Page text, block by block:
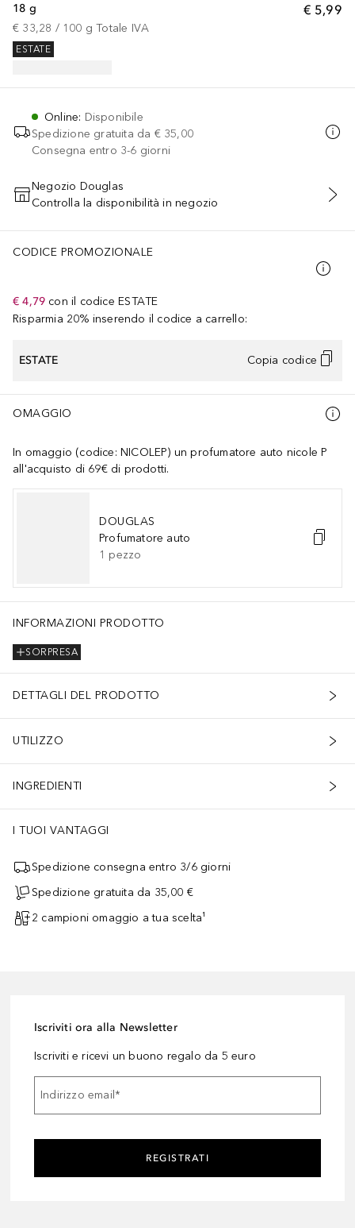
€ 5,99
18 g
€ 33,28 / 100 g Totale IVA
ESTATE
Online: Disponibile
Spedizione gratuita da € 35,00
Consegna entro 3-6 giorni
AGGIUNGI AL CARRELLO
Negozio Douglas
Controlla la disponibilità in negozio
CODICE PROMOZIONALE
€ 4,79 con il codice ESTATE
Risparmia 20% inserendo il codice a carrello:
ESTATE Copia codice
OMAGGIO
In omaggio (codice: NICOLEP) un profumatore auto nicole P
all'acquisto di 69€ di prodotti.
DOUGLAS
Profumatore auto
1 pezzo
INFORMAZIONI PRODOTTO
SORPRESA
DETTAGLI DEL PRODOTTO
UTILIZZO
INGREDIENTI
I TUOI VANTAGGI
Spedizione consegna entro 3/6 giorni
Spedizione gratuita da 35,00 €
2 campioni omaggio a tua scelta¹
Iscriviti ora alla Newsletter
Iscriviti e ricevi un buono regalo da 5 euro
Indirizzo email*
REGISTRATI